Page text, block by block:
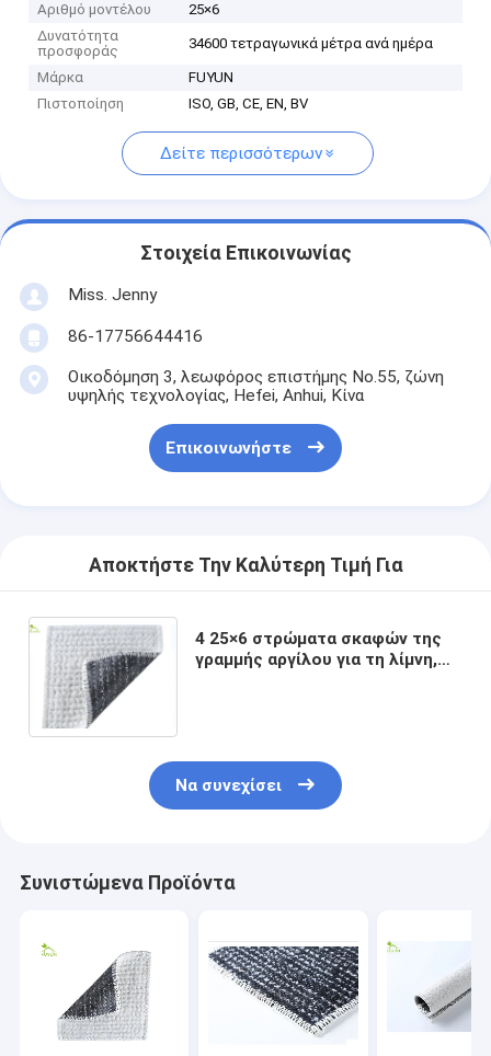
Αριθμό μοντέλου
25×6
Δυνατότητα
προσφοράς
34600 τετραγωνικά μέτρα ανά ημέρα
Μάρκα
FUYUN
Πιστοποίηση
ISO, GB, CE, EN, BV
Δείτε περισσότερων
Στοιχεία Επικοινωνίας
Miss. Jenny
86-17756644416
Οικοδόμηση 3, λεωφόρος επιστήμης No.55, ζώνη
υψηλής τεχνολογίας, Hefei, Anhui, Κίνα
Επικοινωνήστε
Αποκτήστε Την Καλύτερη Τιμή Για
4 25×6 στρώματα σκαφών της
γραμμής αργίλου για τη λίμνη,
Να συνεχίσει
Συνιστώμενα Προϊόντα